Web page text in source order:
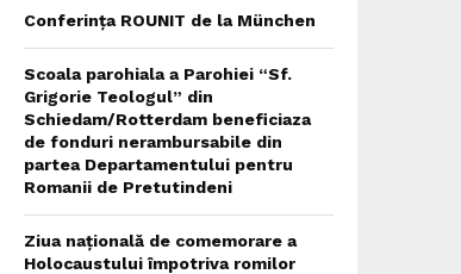
Conferința ROUNIT de la München
Scoala parohiala a Parohiei “Sf.
Grigorie Teologul” din
Schiedam/Rotterdam beneficiaza
de fonduri nerambursabile din
partea Departamentului pentru
Romanii de Pretutindeni
Ziua națională de comemorare a
Holocaustului împotriva romilor